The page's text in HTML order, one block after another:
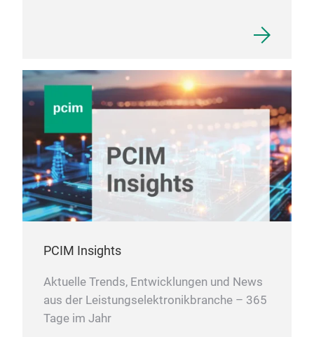
PCIM Insights
Aktuelle Trends, Entwicklungen und News
aus der Leistungselektronikbranche – 365
Tage im Jahr